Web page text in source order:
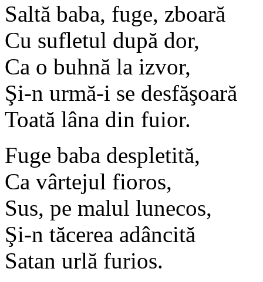
Saltă baba, fuge, zboară
Cu sufletul după dor,
Ca o buhnă la izvor,
Şi-n urmă-i se desfăşoară
Toată lâna din fuior.
Fuge baba despletită,
Ca vârtejul fioros,
Sus, pe malul lunecos,
Şi-n tăcerea adâncită
Satan urlă furios.